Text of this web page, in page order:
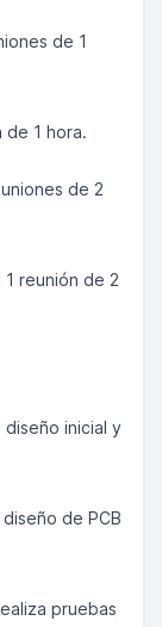
de 1
de 1 hora.
de 2
1 reunión de 2
inicial y
de PCB
pruebas